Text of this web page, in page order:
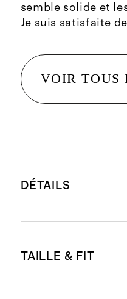
semble solide et
Je suis satisfaite
VOIR TOUS
DÉTAILS
pleine fleur
TAILLE & FIT